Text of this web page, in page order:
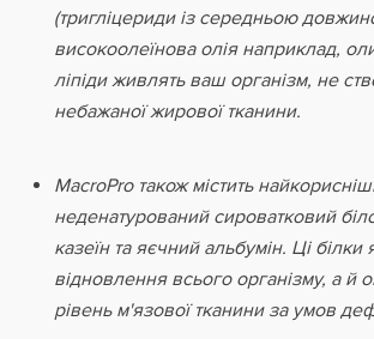
(тригліцериди із середньою
високоолеїнова олія наприклад,
ліпіди живлять ваш організм, не
небажаної жирової тканини.
MacroPro також містить
неденатурований сироватковий
казеїн та яєчний альбумін. Ці білки
відновлення всього організму, а й
рівень м'язової тканини за умов